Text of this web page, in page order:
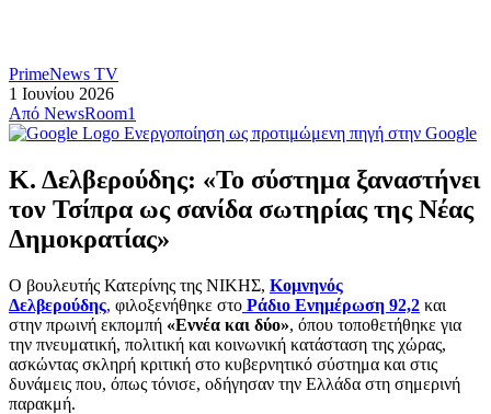
PrimeNews TV
1 Ιουνίου 2026
Από NewsRoom1
Ενεργοποίηση ως προτιμώμενη πηγή στην Google
Κ. Δελβερούδης: «Το σύστημα ξαναστήνει
τον Τσίπρα ως σανίδα σωτηρίας της Νέας
Δημοκρατίας»
Ο βουλευτής Κατερίνης της ΝΙΚΗΣ, Κομνηνός
Δελβερούδης, φιλοξενήθηκε στο Ράδιο Ενημέρωση 92,2 και
στην πρωινή εκπομπή «Εννέα και δύο», όπου τοποθετήθηκε για
την πνευματική, πολιτική και κοινωνική κατάσταση της χώρας,
ασκώντας σκληρή κριτική στο κυβερνητικό σύστημα και στις
δυνάμεις που, όπως τόνισε, οδήγησαν την Ελλάδα στη σημερινή
παρακμή.